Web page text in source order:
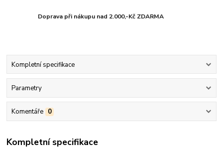
Doprava při nákupu nad 2.000,-Kč ZDARMA
Kompletní specifikace
Parametry
Komentáře 0
Kompletní specifikace